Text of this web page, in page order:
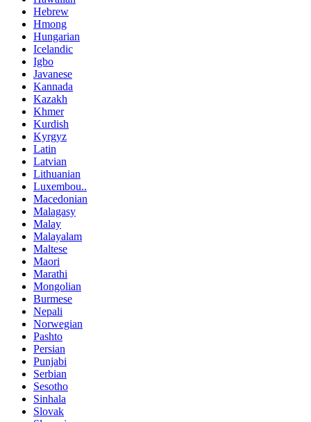
Hebrew
Hmong
Hungarian
Icelandic
Igbo
Javanese
Kannada
Kazakh
Khmer
Kurdish
Kyrgyz
Latin
Latvian
Lithuanian
Luxembou..
Macedonian
Malagasy
Malay
Malayalam
Maltese
Maori
Marathi
Mongolian
Burmese
Nepali
Norwegian
Pashto
Persian
Punjabi
Serbian
Sesotho
Sinhala
Slovak